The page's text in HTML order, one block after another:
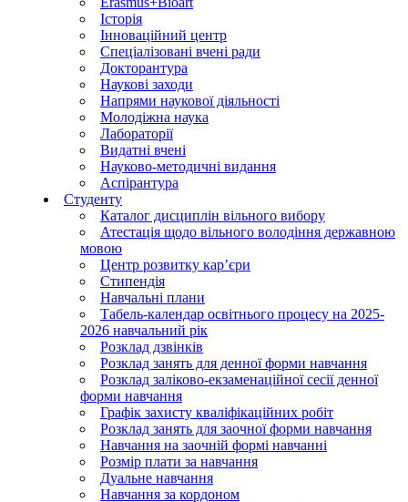
Історія
Інноваційний центр
Спеціалізовані вчені ради
Докторантура
Наукові заходи
Напрями наукової діяльності
Молодіжна наука
Лабораторії
Видатні вчені
Науково-методичні видання
Аспірантура
Студенту
Каталог дисциплін вільного вибору
Атестація щодо вільного володіння державною
мовою
Центр розвитку кар’єри
Стипендія
Навчальні плани
Табель-календар освітнього процесу на 2025-
2026 навчальний рік
Розклад дзвінків
Розклад занять для денної форми навчання
Розклад заліково-екзаменаційної сесії денної
форми навчання
Графік захисту кваліфікаційних робіт
Розклад занять для заочної форми навчання
Навчання на заочній формі навчанні
Розмір плати за навчання
Дуальне навчання
Навчання за кордоном